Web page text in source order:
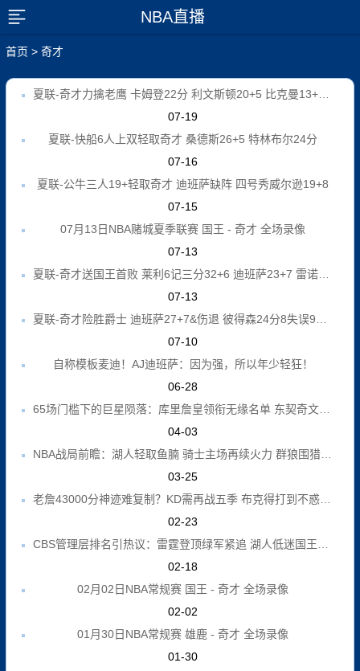
NBA直播
首页 > 奇才
07-19
夏联-快船6人上双轻取奇才 桑德斯26+5 特林布尔24分
07-16
夏联-公牛三人19+轻取奇才 迪班萨缺阵 四号秀威尔逊19+8
07-15
07月13日NBA赌城夏季联赛 国王 - 奇才 全场录像
07-13
07-13
07-10
自称模板麦迪！AJ迪班萨：因为强，所以年少轻狂！
06-28
04-03
03-25
02-23
02-18
02月02日NBA常规赛 国王 - 奇才 全场录像
02-02
01月30日NBA常规赛 雄鹿 - 奇才 全场录像
01-30